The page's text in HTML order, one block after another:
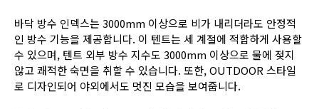
바닥 방수 인덱스는 3000mm 이상으로 비가 내리더라도 안정적
인 방수 기능을 제공합니다. 이 텐트는 세 계절에 적합하게 사용할
수 있으며, 텐트 외부 방수 지수도 3000mm 이상으로 물에 젖지
않고 쾌적한 숙면을 취할 수 있습니다. 또한, OUTDOOR 스타일
로 디자인되어 야외에서도 멋진 모습을 보여줍니다.